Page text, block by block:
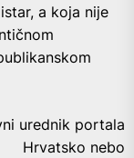
a koja nije
urednik portala
Hrvatsko nebo